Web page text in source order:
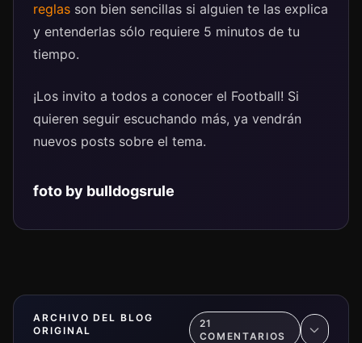
reglas son bien sencillas si alguien te las explica
y entenderlas sólo requiere 5 minutos de tu
tiempo.
¡Los invito a todos a conocer el Football! Si
quieren seguir escuchando más, ya vendrán
nuevos posts sobre el tema.
foto by bulldogsrule
ARCHIVO DEL BLOG
ORIGINAL
21
COMENTARIOS